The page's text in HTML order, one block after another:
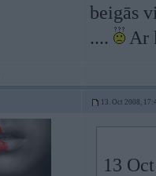
beigās
....
Ar
13. Oct 2008,
13